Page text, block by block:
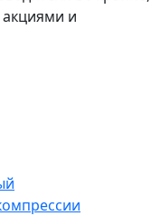
акциями и